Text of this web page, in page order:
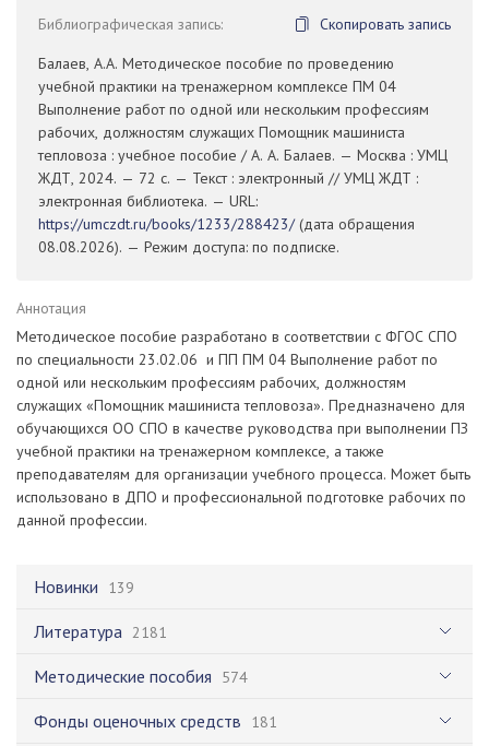
Новинки 139
Литература 2181
Методические пособия 574
Фонды оценочных средств 181
Библиографическая запись:
Скопировать запись
Балаев, А.А. Методическое пособие по проведению
учебной практики на тренажерном комплексе ПМ 04
Выполнение работ по одной или нескольким профессиям
рабочих, должностям служащих Помощник машиниста
тепловоза : учебное пособие / А. А. Балаев. — Москва : УМЦ
ЖДТ, 2024. — 72 с. — Текст : электронный // УМЦ ЖДТ :
электронная библиотека. — URL:
https://umczdt.ru/books/1233/288423/(дата обращения
08.08.2026). — Режим доступа: по подписке.
Аннотация
Методическое пособие разработано в соответствии с ФГОС СПО
по специальности 23.02.06 и ПП ПМ 04 Выполнение работ по
одной или нескольким профессиям рабочих, должностям
служащих «Помощник машиниста тепловоза». Предназначено для
обучающихся ОО СПО в качестве руководства при выполнении ПЗ
учебной практики на тренажерном комплексе, а также
преподавателям для организации учебного процесса. Может быть
использовано в ДПО и профессиональной подготовке рабочих по
данной профессии.